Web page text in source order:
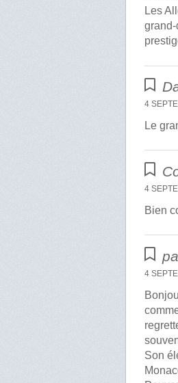
Les
4
Le
4
Bien
4
Son